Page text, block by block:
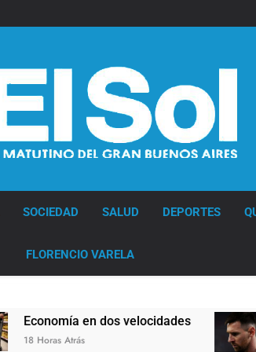
SOCIEDAD SALUD DEPORTES
FLORENCIO VARELA
Lionel Messi llegará a